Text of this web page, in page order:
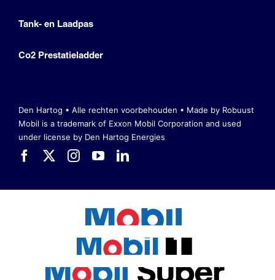
Tank- en Laadpas
Co2 Prestatieladder
Den Hartog • Alle rechten voorbehouden • Made by Robuust
Mobil is a trademark of Exxon Mobil Corporation and used
under license by Den Hartog Energies